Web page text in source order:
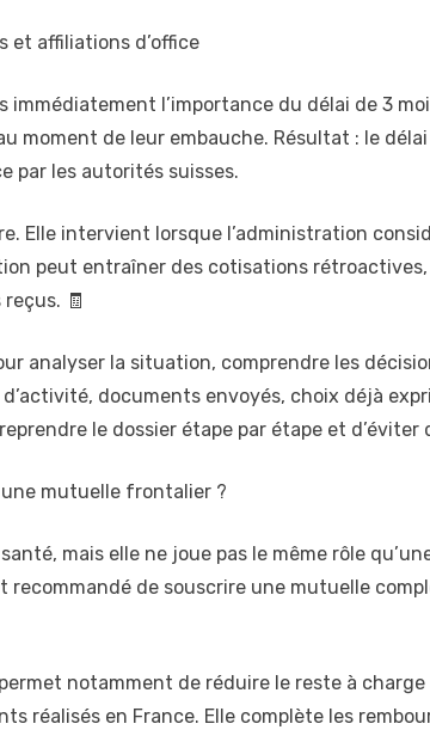
et affiliations d’office
l’importance du délai de 3
moment de leur embauche. Résultat : le
par les autorités suisses.
Elle intervient lorsque l’administration
peut entraîner des cotisations
🧾
analyser la situation, comprendre les
documents envoyés, choix déjà
le dossier étape par étape et
mutuelle frontalier ?
mais elle ne joue pas le même rôle
de souscrire une mutuelle
notamment de réduire le reste à
réalisés en France. Elle complète les